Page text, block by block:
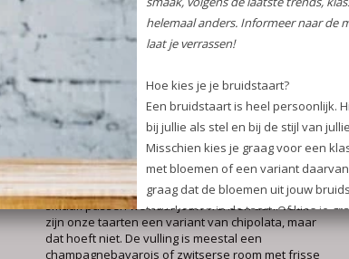
Hoeveel kost een bruidstaart?
De kosten voor één van onze ambachtelijke
bruidstaarten hangen af van het type taart dat je
hoogwaardige ingrediënten (echte roomboter,
echte room, etc.). Het niveau van complexiteit van
de taart bepaalt vervolgens de prijs per persoon.
Tot slot is het aantal gasten en dus aantal
personen van invloed op de totaalprijs.
Hoe smaakt een bruidstaart van A.C. de Boer?
Wij maken bruidstaarten op maat dus ook de
smaak passen we naar jouw wensen aan. Vaak
zijn onze taarten een variant van chipolata, maar
dat hoeft niet. De vulling is meestal een
champagnebavarois of zwitserse room met frisse